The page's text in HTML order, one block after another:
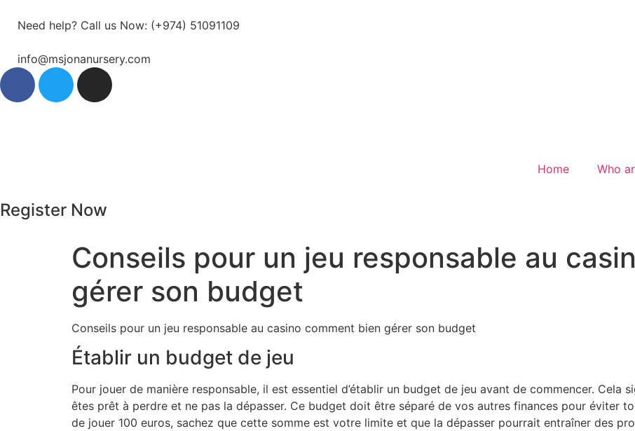
Need help? Call us Now: (+974) 51091109
info@msjonanursery.com
Home Who
Register Now
Conseils pour un jeu responsable au
gérer son budget
Conseils pour un jeu responsable au casino comment bien gérer son budget
Établir un budget de jeu
Pour jouer de manière responsable, il est essentiel d’établir un budget de jeu avant de commencer. Cela
êtes prêt à perdre et ne pas la dépasser. Ce budget doit être séparé de vos autres finances pour éviter
de jouer 100 euros, sachez que cette somme est votre limite et que la dépasser pourrait entraîner des